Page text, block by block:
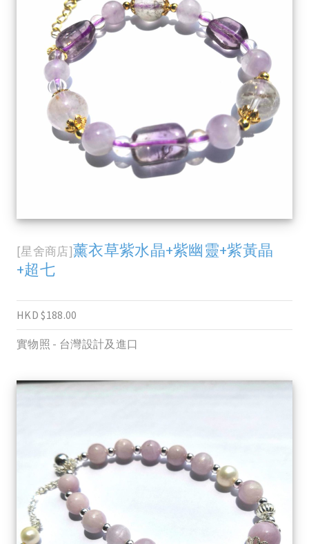
[星舍商店]薰衣草紫水晶+紫幽靈+紫黃晶
+超七
HKD $188.00
實物照 - 台灣設計及進口